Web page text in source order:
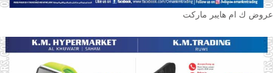
عروض ك ام هايبر ماركت